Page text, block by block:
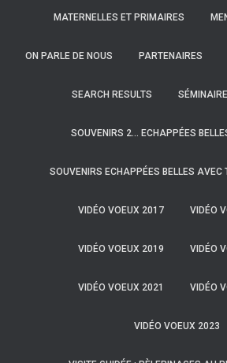
MATERNELLES ET PRIMAIRES
ON PARLE DE NOUS PARTENAIRES
SEARCH RESULTS
SOUVENIRS 2… ECHAPPÉES
SOUVENIRS ECHAPPÉES BELLES AVEC
VIDÉO VOEUX 2017 VIDÉO
VIDÉO VOEUX 2019 VIDÉO
VIDÉO VOEUX 2021 VIDÉO
VIDÉO VOEUX 2023